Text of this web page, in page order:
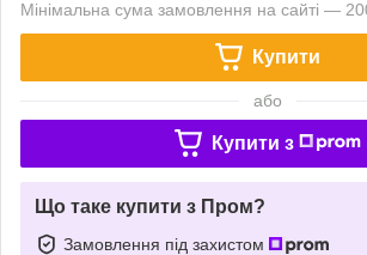
Мінімальна сума замовлення на сайті —
Купити
або
Купити з
Що таке купити з Пром?
Замовлення під захистом